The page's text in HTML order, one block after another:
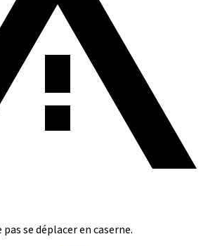
se déplacer en caserne.